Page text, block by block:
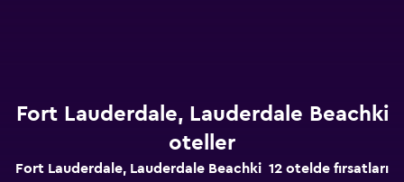
Fort Lauderdale, Lauderdale Beachki
oteller
Fort Lauderdale, Lauderdale Beachki 12 otelde fırsatları